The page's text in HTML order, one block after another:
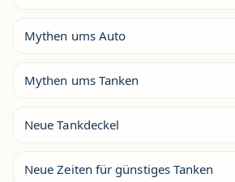
Mythen ums Auto
Mythen ums Tanken
Neue Tankdeckel
Neue Zeiten für günstiges Tanken